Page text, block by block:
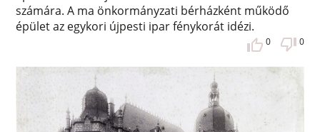
számára. A ma önkormányzati bérházként működő
épület az egykori újpesti ipar fénykorát idézi.
0 0